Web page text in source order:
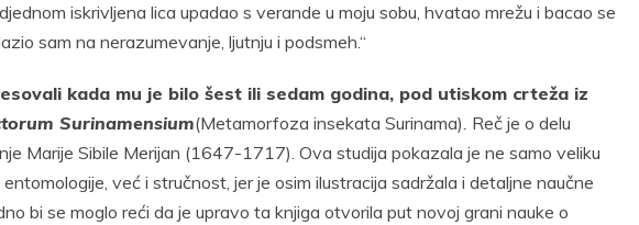
iskrivljena lica upadao s verande u moju sobu, hvatao mrežu i bacao se
sam na nerazumevanje, ljutnju i podsmeh.“
kada mu je bilo šest ili sedam godina, pod utiskom crteža iz
Surinamensium(Metamorfoza insekata Surinama). Reč je o delu
Marije Sibile Merijan (1647-1717). Ova studija pokazala je ne samo veliku
već i stručnost, jer je osim ilustracija sadržala i detaljne naučne
bi se moglo reći da je upravo ta knjiga otvorila put novoj grani nauke o